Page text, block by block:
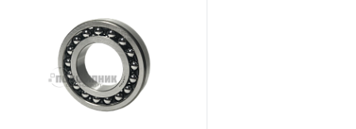
В избранное
Под заказ